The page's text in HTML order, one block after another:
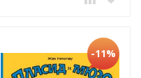
-11%